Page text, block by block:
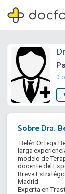
0
Sobre Dra.
Belén Ortega Bellé es psicóloga general sanitaria con una
larga
modelo de
docente del
Breve
Madrid.
Experta en